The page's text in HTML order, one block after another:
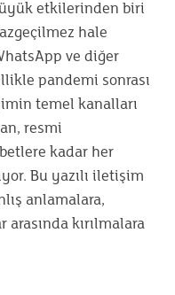
etkilerinden biri
hale
ve diğer
pandemi sonrası
temel kanalları
resmi
kadar her
Bu yazılı iletişim
anlamalara,
kırılmalara